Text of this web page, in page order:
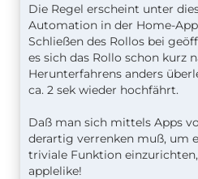
Die Regel erscheint unter
Automation in der Home-
Schließen des Rollos bei
es sich das Rollo schon kurz
Herunterfahrens anders
ca. 2 sek wieder hochfährt.
Daß man sich mittels Apps
derartig verrenken muß, um
triviale Funktion
applelike!